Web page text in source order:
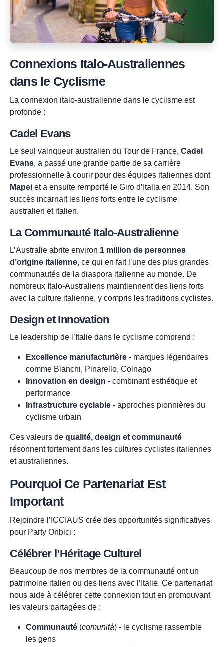
Connexions Italo-Australiennes
dans le Cyclisme
La connexion italo-australienne dans le cyclisme est
profonde :
Cadel Evans
Le seul vainqueur australien du Tour de France, Cadel
Evans, a passé une grande partie de sa carrière
professionnelle à courir pour des équipes italiennes dont
Mapei et a ensuite remporté le Giro d’Italia en 2014. Son
succès incarnait les liens forts entre le cyclisme
australien et italien.
La Communauté Italo-Australienne
L’Australie abrite environ 1 million de personnes
d’origine italienne, ce qui en fait l’une des plus grandes
communautés de la diaspora italienne au monde. De
nombreux Italo-Australiens maintiennent des liens forts
avec la culture italienne, y compris les traditions cyclistes.
Design et Innovation
Le leadership de l’Italie dans le cyclisme comprend :
Excellence manufacturière - marques légendaires
comme Bianchi, Pinarello, Colnago
Innovation en design - combinant esthétique et
performance
Infrastructure cyclable - approches pionnières du
cyclisme urbain
Ces valeurs de qualité, design et communauté
résonnent fortement dans les cultures cyclistes italiennes
et australiennes.
Pourquoi Ce Partenariat Est
Important
Rejoindre l’ICCIAUS crée des opportunités significatives
pour Party Onbici :
Célébrer l’Héritage Culturel
Beaucoup de nos membres de la communauté ont un
patrimoine italien ou des liens avec l’Italie. Ce partenariat
nous aide à célébrer cette connexion tout en promouvant
les valeurs partagées de :
Communauté (comunità) - le cyclisme rassemble
les gens